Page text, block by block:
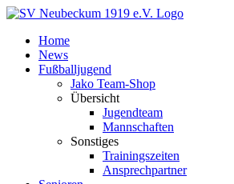
Zum
springenHome
News
Fußballjugend
Jako Team-Shop
Übersicht
Jugendteam
Mannschaften
Sonstiges
Trainingszeiten
Ansprechpartner